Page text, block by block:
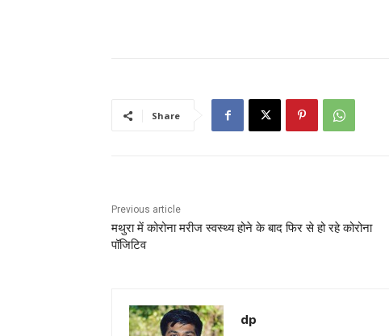
Share
Previous article
मथुरा में कोरोना मरीज स्वस्थ्य होने के बाद फिर से हो रहे कोरोना
पॉजिटिव
dp